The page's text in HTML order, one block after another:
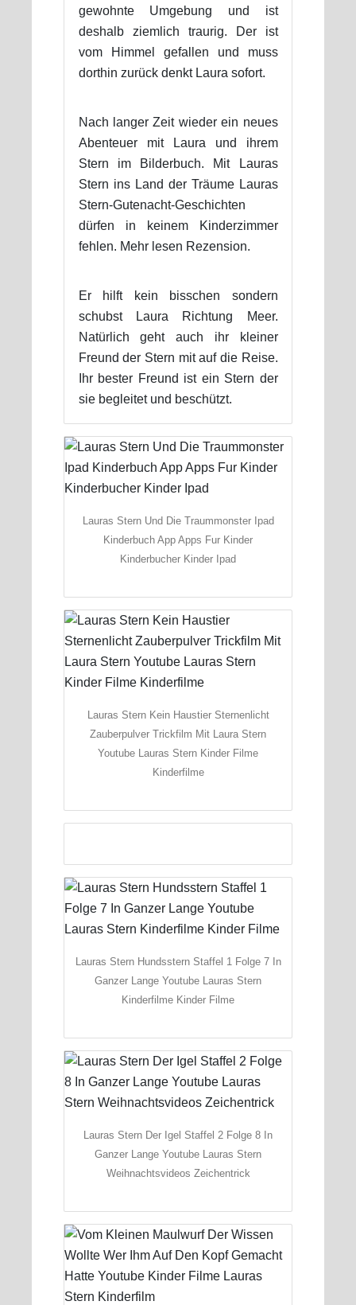
gewohnte Umgebung und ist
deshalb ziemlich traurig. Der ist
vom Himmel gefallen und muss
dorthin zurück denkt Laura sofort.
Nach langer Zeit wieder ein neues
Abenteuer mit Laura und ihrem
Stern im Bilderbuch. Mit Lauras
Stern ins Land der Träume Lauras
Stern-Gutenacht-Geschichten
dürfen in keinem Kinderzimmer
fehlen. Mehr lesen Rezension.
Er hilft kein bisschen sondern
schubst Laura Richtung Meer.
Natürlich geht auch ihr kleiner
Freund der Stern mit auf die Reise.
Ihr bester Freund ist ein Stern der
sie begleitet und beschützt.
Lauras Stern Und Die Traummonster Ipad
Kinderbuch App Apps Fur Kinder
Kinderbucher Kinder Ipad
Lauras Stern Kein Haustier Sternenlicht
Zauberpulver Trickfilm Mit Laura Stern
Youtube Lauras Stern Kinder Filme
Kinderfilme
Lauras Stern Hundsstern Staffel 1 Folge 7 In
Ganzer Lange Youtube Lauras Stern
Kinderfilme Kinder Filme
Lauras Stern Der Igel Staffel 2 Folge 8 In
Ganzer Lange Youtube Lauras Stern
Weihnachtsvideos Zeichentrick